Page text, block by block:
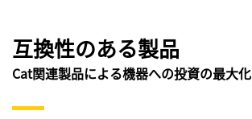
互換性のある製品
Cat関連製品による機器への投資の最大化